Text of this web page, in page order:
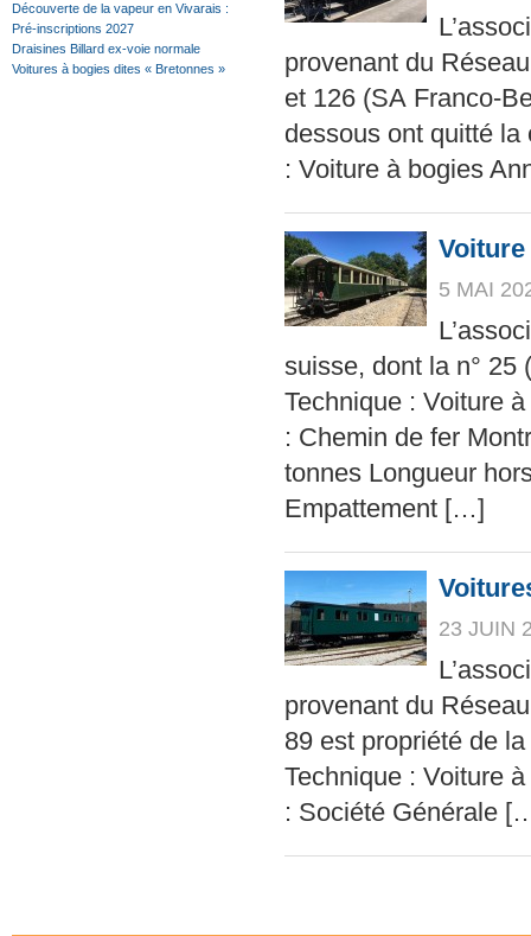
Découverte de la vapeur en Vivarais :
Pré-inscriptions 2027
Draisines Billard ex-voie normale
Voitures à bogies dites « Bretonnes »
provenant du
et 126 (SA Franco-
dessous ont quitté la
: Voiture à bogies
Voiture
5 MAI
suisse, dont la n° 25
Technique : Voiture
: Chemin de fer
tonnes Longueur
Empattement […]
23 JUIN
provenant du
89 est propriété de
Technique : Voiture
: Société Générale